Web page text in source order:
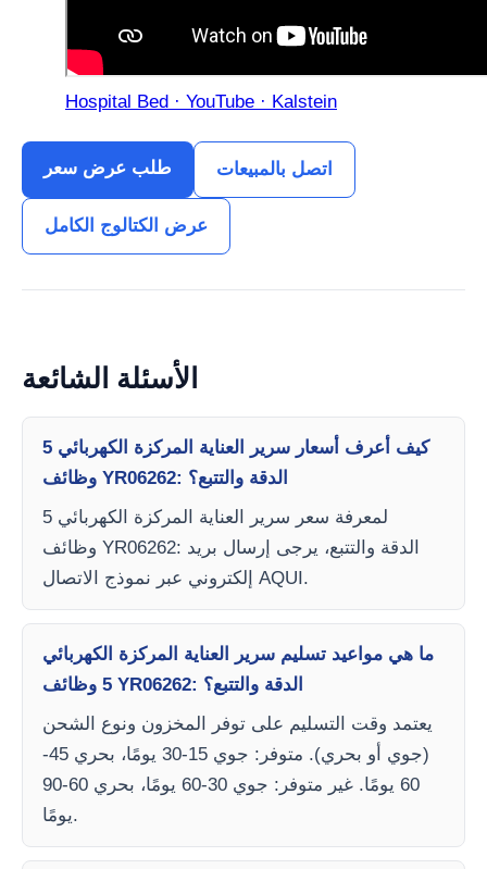
Hospital Bed · YouTube · Kalstein
طلب عرض سعر اتصل بالمبيعات
عرض الكتالوج الكامل
الأسئلة الشائعة
كيف أعرف أسعار سرير العناية المركزة الكهربائي 5
وظائف YR06262: الدقة والتتبع؟
لمعرفة سعر سرير العناية المركزة الكهربائي 5
وظائف YR06262: الدقة والتتبع، يرجى إرسال بريد
إلكتروني عبر نموذج الاتصال AQUI.
ما هي مواعيد تسليم سرير العناية المركزة الكهربائي
5 وظائف YR06262: الدقة والتتبع؟
يعتمد وقت التسليم على توفر المخزون ونوع الشحن
(جوي أو بحري). متوفر: جوي 15-30 يومًا، بحري 45-
60 يومًا. غير متوفر: جوي 30-60 يومًا، بحري 60-90
يومًا.